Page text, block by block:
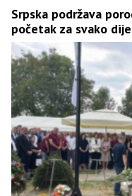
Srpska podržava
početak za svako